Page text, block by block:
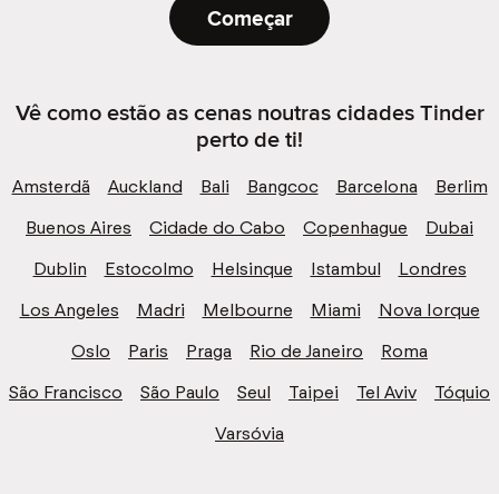
Começar
Vê como estão as cenas noutras cidades Tinder
perto de ti!
Amsterdã Auckland Bali Bangcoc Barcelona
Berlim
Buenos Aires
Cidade do Cabo Copenhague
Dubai
Dublin
Estocolmo Helsinque Istambul
Londres
Los Angeles
Madri Melbourne Miami
Nova Iorque
Oslo
Paris Praga Rio de Janeiro
Roma
São Francisco
São Paulo Seul Taipei Tel Aviv
Tóquio
Varsóvia